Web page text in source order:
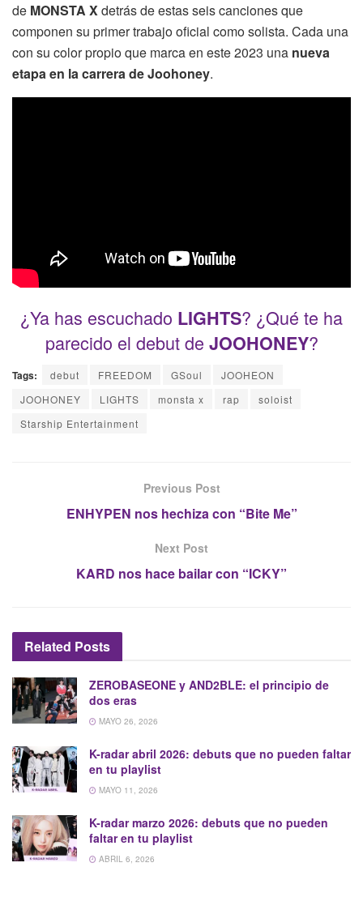
de MONSTA Xdetrás de estas seis canciones que
componen su primer trabajo oficial como solista. Cada una
con su color propio que marca en este 2023 una nueva
etapa en la carrera de Joohoney.
¿Ya has escuchado LIGHTS? ¿Qué te ha
parecido el debut de JOOHONEY?
Tags: debut FREEDOM GSoul
JOOHEON
JOOHONEY
LIGHTS monsta x rap
soloist
Starship Entertainment
Previous Post
ENHYPEN nos hechiza con “Bite Me”
Next Post
KARD nos hace bailar con “ICKY”
Related Posts
ZEROBASEONE y AND2BLE: el principio de
dos eras
MAYO 26, 2026
K-radar abril 2026: debuts que no pueden faltar
en tu playlist
MAYO 11, 2026
K-radar marzo 2026: debuts que no pueden
faltar en tu playlist
ABRIL 6, 2026